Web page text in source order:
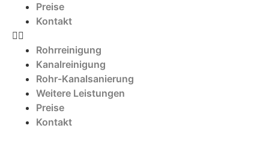
Preise
Kontakt
Rohrreinigung
Kanalreinigung
Rohr-Kanalsanierung
Weitere Leistungen
Preise
Kontakt